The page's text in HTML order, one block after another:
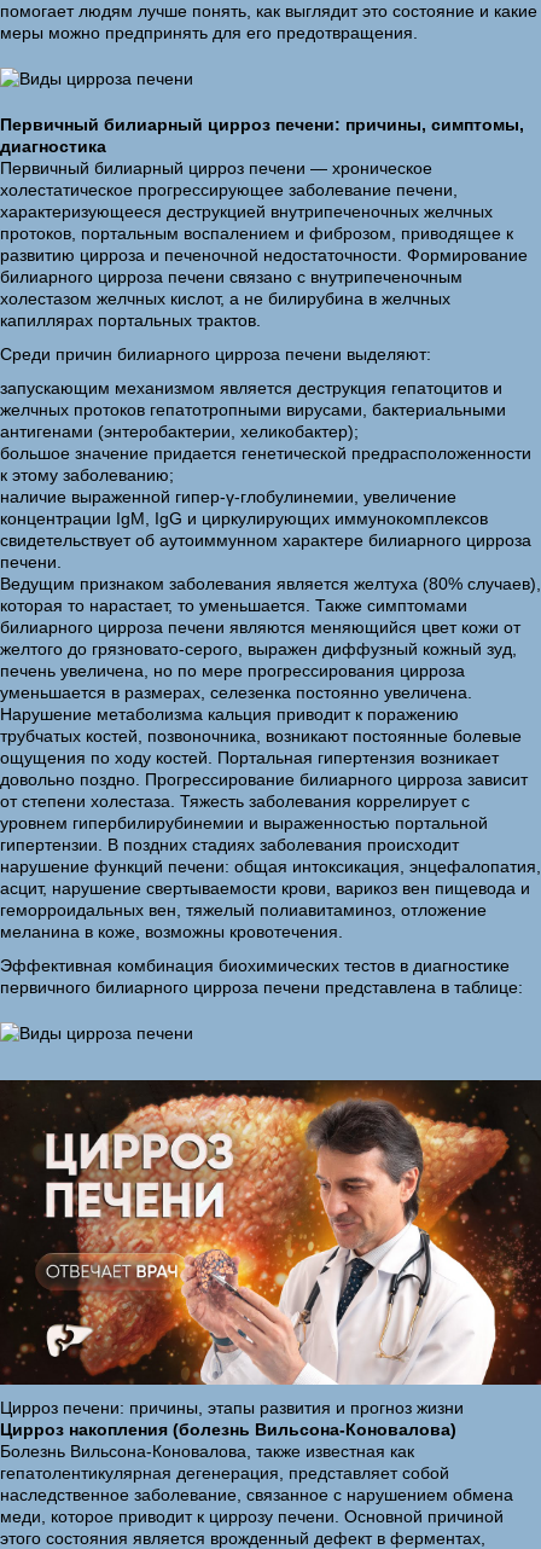
помогает людям лучше понять, как выглядит это состояние и какие
меры можно предпринять для его предотвращения.
Первичный билиарный цирроз печени: причины, симптомы,
диагностика
Первичный билиарный цирроз печени — хроническое
холестатическое прогрессирующее заболевание печени,
характеризующееся деструкцией внутрипеченочных желчных
протоков, портальным воспалением и фиброзом, приводящее к
развитию цирроза и печеночной недостаточности. Формирование
билиарного цирроза печени связано с внутрипеченочным
холестазом желчных кислот, а не билирубина в желчных
капиллярах портальных трактов.
Среди причин билиарного цирроза печени выделяют:
запускающим механизмом является деструкция гепатоцитов и
желчных протоков гепатотропными вирусами, бактериальными
антигенами (энтеробактерии, хеликобактер);
большое значение придается генетической предрасположенности
к этому заболеванию;
наличие выраженной гипер-γ-глобулинемии, увеличение
концентрации IgM, IgG и циркулирующих иммунокомплексов
свидетельствует об аутоиммунном характере билиарного цирроза
печени.
Ведущим признаком заболевания является желтуха (80% случаев),
которая то нарастает, то уменьшается. Также симптомами
билиарного цирроза печени являются меняющийся цвет кожи от
желтого до грязновато-серого, выражен диффузный кожный зуд,
печень увеличена, но по мере прогрессирования цирроза
уменьшается в размерах, селезенка постоянно увеличена.
Нарушение метаболизма кальция приводит к поражению
трубчатых костей, позвоночника, возникают постоянные болевые
ощущения по ходу костей. Портальная гипертензия возникает
довольно поздно. Прогрессирование билиарного цирроза зависит
от степени холестаза. Тяжесть заболевания коррелирует с
уровнем гипербилирубинемии и выраженностью портальной
гипертензии. В поздних стадиях заболевания происходит
нарушение функций печени: общая интоксикация, энцефалопатия,
асцит, нарушение свертываемости крови, варикоз вен пищевода и
геморроидальных вен, тяжелый полиавитаминоз, отложение
меланина в коже, возможны кровотечения.
Эффективная комбинация биохимических тестов в диагностике
первичного билиарного цирроза печени представлена в таблице:
Цирроз печени: причины, этапы развития и прогноз жизни
Цирроз накопления (болезнь Вильсона-Коновалова)
Болезнь Вильсона-Коновалова, также известная как
гепатолентикулярная дегенерация, представляет собой
наследственное заболевание, связанное с нарушением обмена
меди, которое приводит к циррозу печени. Основной причиной
этого состояния является врожденный дефект в ферментах,